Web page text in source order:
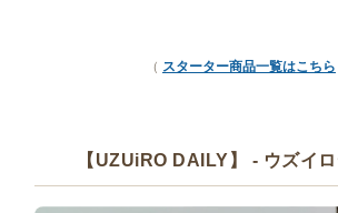
（ スターター商品一覧はこちら
【UZUiRO DAILY】 - ウズイ